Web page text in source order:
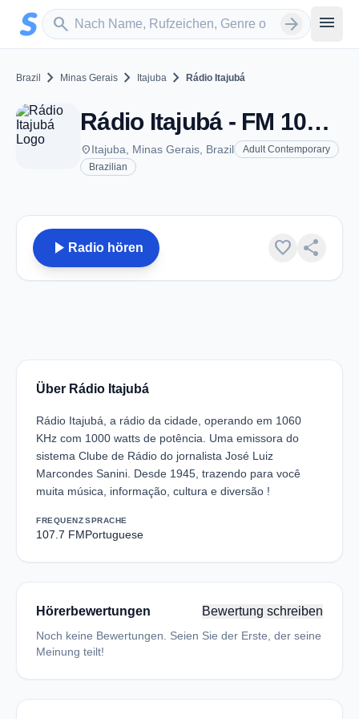
Zum Hauptinhalt springen
search
Sender suchen arrow_forward menu
Brazil chevron_right Minas Gerais chevron_right Itajuba chevron_right Rádio Itajubá
Rádio Itajubá - FM 107.7 - Itajuba
placeItajuba, Minas Gerais, Brazil
Adult Contemporary
Brazilian
play_arrow Radio hören favorite share
Über Rádio Itajubá
Rádio Itajubá, a rádio da cidade, operando em 1060
KHz com 1000 watts de potência. Uma emissora do
sistema Clube de Rádio do jornalista José Luiz
Marcondes Sanini. Desde 1945, trazendo para você
muita música, informação, cultura e diversão !
FREQUENZ
107.7 FM
SPRACHE
Portuguese
Hörerbewertungen Bewertung schreiben
Noch keine Bewertungen. Seien Sie der Erste, der seine
Meinung teilt!